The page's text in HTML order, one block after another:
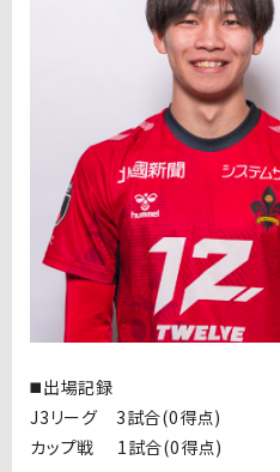
◼️出場記録
J3リーグ 3試合(0得点)
カップ戦 1試合(0得点)